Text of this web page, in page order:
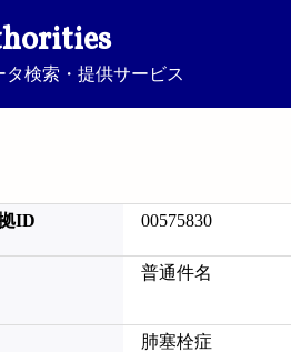
検索・提供サービス
ID 00575830
普通件名
肺塞栓症